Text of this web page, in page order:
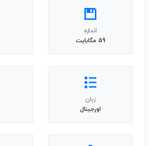
اندازه
59 مگابايت
زبان
اورجينال